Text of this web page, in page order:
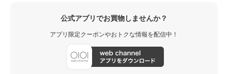
公式アプリでお買物しませんか？
アプリ限定クーポンやおトクな情報を配信中！